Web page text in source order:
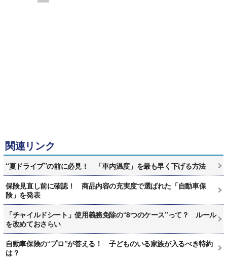
関連リンク
“夏ドライブ”の前に必見！ 「車内温度」を最も早く下げる方法
保険見直し前に確認！ 商品内容の充実度で選ばれた「自動車保
険」を発表
「チャイルドシート」使用義務免除の“8つのケース”って？ ルール
を改めておさらい
自動車保険の“プロ”が答える！ 子どものいる家族が入るべき特約
は？